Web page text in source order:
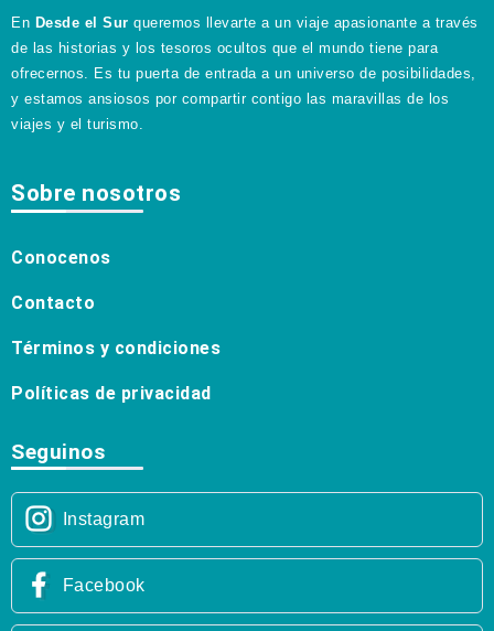
En Desde el Sur queremos llevarte a un viaje apasionante a través
de las historias y los tesoros ocultos que el mundo tiene para
ofrecernos. Es tu puerta de entrada a un universo de posibilidades,
y estamos ansiosos por compartir contigo las maravillas de los
viajes y el turismo.
Sobre nosotros
Conocenos
Contacto
Términos y condiciones
Políticas de privacidad
Seguinos
Instagram
Facebook